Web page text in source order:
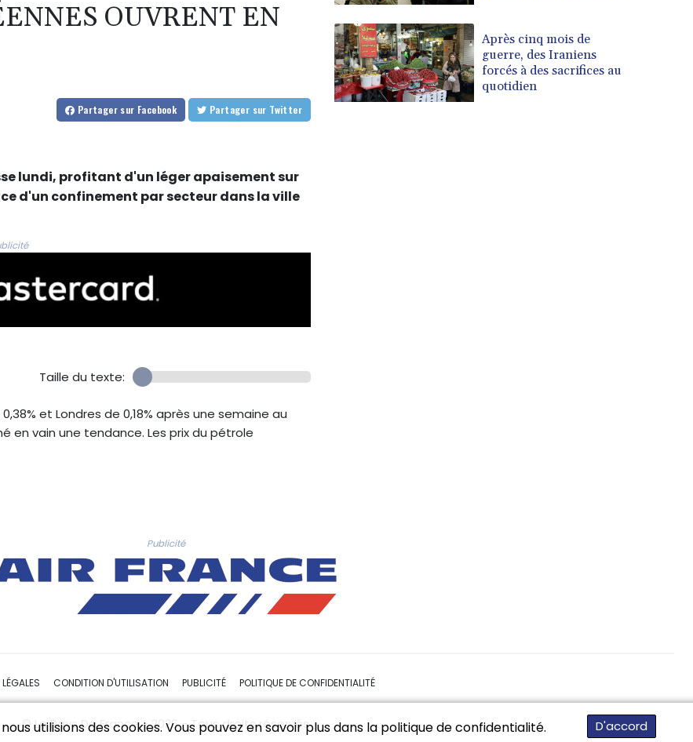
utilisions des cookies. Vous pouvez en savoir plus dans la politique de confidentialité. D'accord
OUVRENT EN
Partager sur Facebook Partager sur Twitter
lundi, profitant d'un léger apaisement sur
d'un confinement par secteur dans la ville
Taille du texte:
et Londres de 0,18% après une semaine au
en vain une tendance. Les prix du pétrole
Après cinq mois de
guerre, des Iraniens
forcés à des sacrifices au
quotidien
Publicité
CONDITION D'UTILISATION PUBLICITÉ POLITIQUE DE CONFIDENTIALITÉ
© Le Pays De France - 2026 - Tous droits réservés